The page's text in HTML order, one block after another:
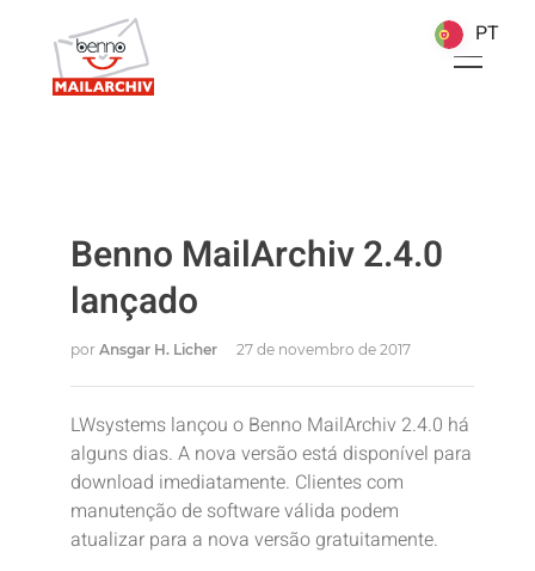
Benno MailArchiv 2.4.0
lançado
por Ansgar H. Licher 27 de novembro de 2017
LWsystems lançou o Benno MailArchiv 2.4.0 há
alguns dias. A nova versão está disponível para
download imediatamente. Clientes com
manutenção de software válida podem
atualizar para a nova versão gratuitamente.
PT
PT